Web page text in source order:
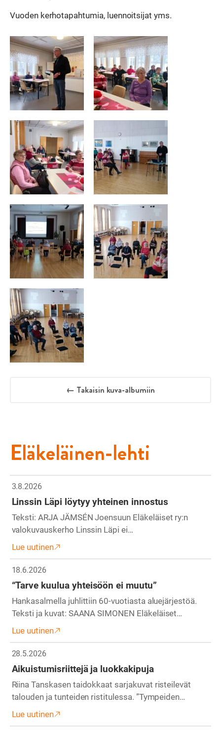
Vuoden kerhotapahtumia, luennoitsijat yms.
← Takaisin kuva-albumiin
Eläkeläinen-lehti
3.8.2026
Linssin Läpi löytyy yhteinen innostus
Teksti: ARJA JÄMSÉN Joensuun Eläkeläiset ry:n
valokuvauskerho Linssin Läpi ei…
Lue uutinen
18.6.2026
“Tarve kuulua yhteisöön ei muutu”
Hankasalmella juhlittiin 60-vuotiasta aluejärjestöä.
Teksti ja kuvat: SAANA SIMONEN Eläkeläiset…
Lue uutinen
28.5.2026
Aikuistumisriittejä ja luokkakipuja
Riina Tanskasen taidokkaat sarjakuvat risteilevät
talouden ja tunteiden ristitulessa. ”Tympeiden…
Lue uutinen